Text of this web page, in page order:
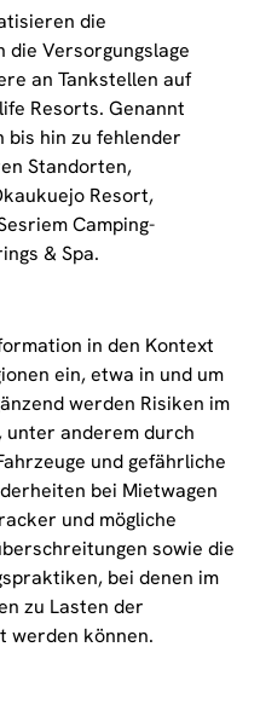
die
die Versorgungslage
an Tankstellen auf
Resorts. Genannt
bis hin zu fehlender
Standorten,
Resort,
Camping-
& Spa.
in den Kontext
ein, etwa in und um
werden Risiken im
anderem durch
und gefährliche
bei Mietwagen
und mögliche
sowie die
bei denen im
zu Lasten der
werden können.